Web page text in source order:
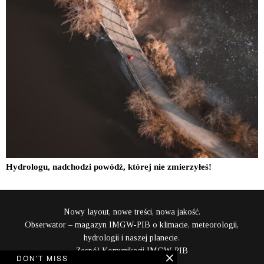
Hydrologu, nadchodzi powódź, której nie zmierzyłeś!
Nowy layout, nowe treści, nowa jakość.
Obserwator – magazyn IMGW-PIB o klimacie, meteorologii,
hydrologii i naszej planecie.
Zespół Komunikacji IMGW-PIB
DON'T MISS